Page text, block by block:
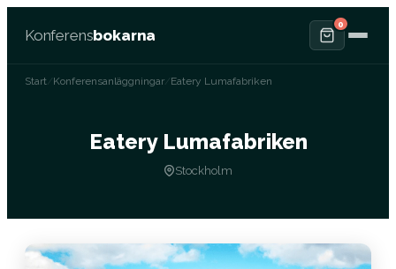
Konferensbokarna
0
Start Konferensanläggningar Eatery Lumafabriken
Eatery Lumafabriken
Stockholm